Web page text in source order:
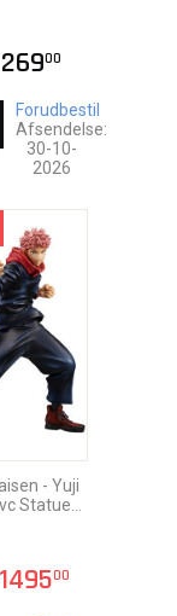
26900
Forudbestil
Afsendelse:
30-10-
2026
- Yuji
Statue
149500